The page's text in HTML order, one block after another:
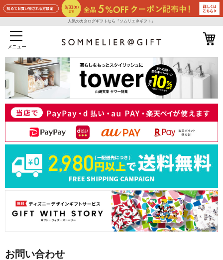
人気のカタログギフトなら『ソムリエ＠ギフト』
メニュー
お問い合わせ